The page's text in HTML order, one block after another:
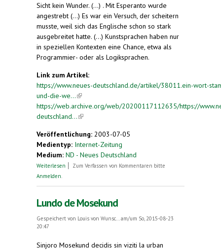
Sicht kein Wunder. (...) . Mit Esperanto wurde
angestrebt (...) Es war ein Versuch, der scheitern
musste, weil sich das Englische schon so stark
ausgebreitet hatte. (...) Kunstsprachen haben nur
in speziellen Kontexten eine Chance, etwa als
Programmier- oder als Logiksprachen.
Link zum Artikel:
https://www.neues-deutschland.de/artikel/38011.ein-wort-
und-die-we...(link is external)
https://web.archive.org/web/20200117112635/https://
deutschland...(link is external)
Veröffentlichung: 2003-07-05
Medientyp: Internet-Zeitung
Medium: ND - Neues Deutschland
Weiterlesen über Ein (Wort)Stamm - und die Welt
Zum Verfassen von Kommentaren bitte
Anmelden
Lundo de Mosekund
Gespeichert von Louis von Wunsc...
am/um So, 2015-08-23
20:47
Sinjoro Mosekund decidis sin viziti la urban